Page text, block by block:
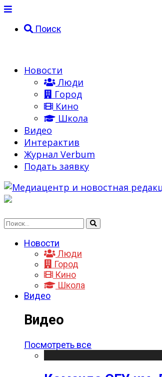
Поиск
Новости
Люди
Город
Кино
Школа
Видео
Интерактив
Журнал Verbum
Подать заявку
Новости
Люди
Город
Кино
Школа
Видео
Видео
Посмотреть все